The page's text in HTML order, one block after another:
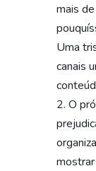
mais
Uma
canais
O